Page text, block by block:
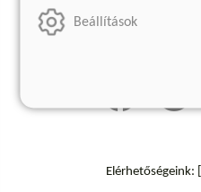
Szállítási információk
Elérhetőségeink:
Beállítások